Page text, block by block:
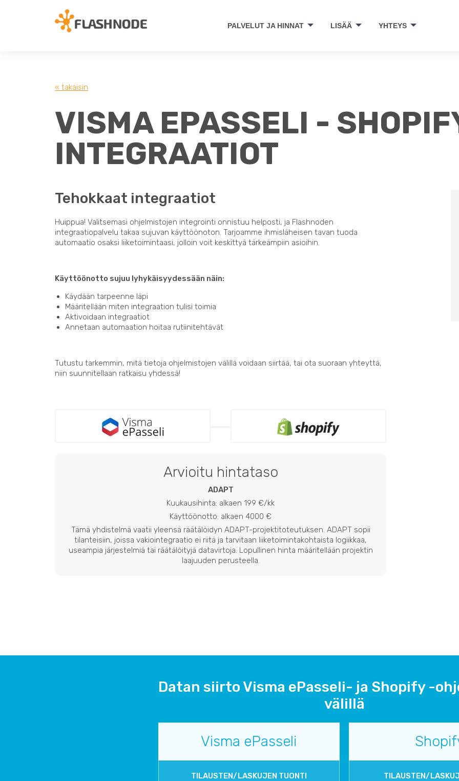
PALVELUT JA HINNAT LISÄÄ YHTEYS
« takaisin
VISMA EPASSELI -
INTEGRAATIOT
Tehokkaat integraatiot
Huippua! Valitsemasi ohjelmistojen integrointi onnistuu helposti, ja Flashnoden
integraatiopalvelu takaa sujuvan käyttöönoton. Tarjoamme ihmisläheisen tavan tuoda
automaatio osaksi liiketoimintaasi, jolloin voit keskittyä tärkeämpiin asioihin.
Käyttöönotto sujuu lyhykäisyydessään näin:
Käydään tarpeenne läpi
Määritellään miten integraation tulisi toimia
Aktivoidaan integraatiot
Annetaan automaation hoitaa rutiinitehtävät
Tutustu tarkemmin, mitä tietoja ohjelmistojen välillä voidaan siirtää, tai ota suoraan yhteyttä,
niin suunnitellaan ratkaisu yhdessä!
Arvioitu hintataso
ADAPT
Kuukausihinta: alkaen 199 €/kk
Käyttöönotto: alkaen 4000 €
Tämä yhdistelmä vaatii yleensä räätälöidyn ADAPT-projektitoteutuksen. ADAPT sopii
tilanteisiin, joissa vakiointegraatio ei riitä ja tarvitaan liiketoimintakohtaista logiikkaa,
useampia järjestelmiä tai räätälöityjä datavirtoja. Lopullinen hinta määritellään projektin
laajuuden perusteella.
Datan siirto Visma ePasseli- ja Shopify -
välillä
Visma ePasseli
TILAUSTEN/LASKUJEN TUONTI
TILAUSTEN/